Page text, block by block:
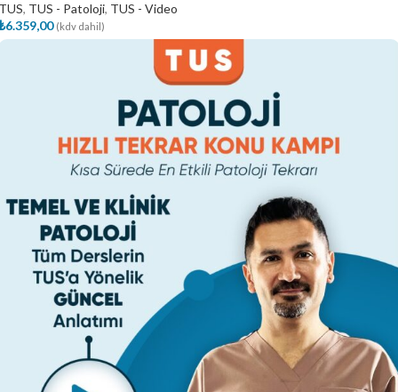
, TUS - Patoloji, TUS - Video
6.359,00 (kdv dahil)